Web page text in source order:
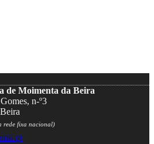
de Moimenta da Beira
n-º3
rede fixa nacional)